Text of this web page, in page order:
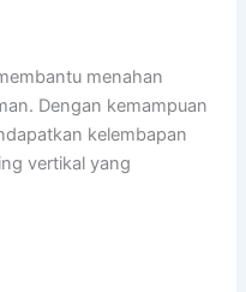
menahan
Dengan kemampuan
kelembapan
vertikal yang